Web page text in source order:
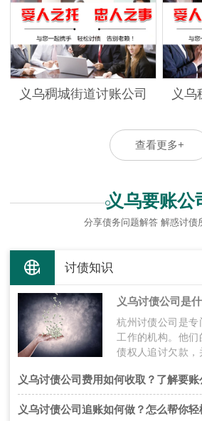
义乌稠城街道讨账公司 义乌
查看更多+
义乌要账公
分享债务问题解答 解惑讨债
讨债知识
杭州讨债公司是
工作的机构。他
债权人追讨欠款
和…